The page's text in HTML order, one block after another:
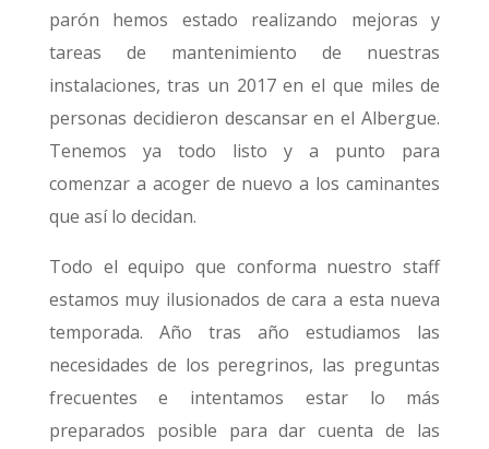
parón hemos estado realizando mejoras y
tareas de mantenimiento de nuestras
instalaciones, tras un 2017 en el que miles de
personas decidieron descansar en el Albergue.
Tenemos ya todo listo y a punto para
comenzar a acoger de nuevo a los caminantes
que así lo decidan.
Todo el equipo que conforma nuestro staff
estamos muy ilusionados de cara a esta nueva
temporada. Año tras año estudiamos las
necesidades de los peregrinos, las preguntas
frecuentes e intentamos estar lo más
preparados posible para dar cuenta de las